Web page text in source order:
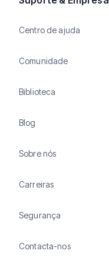
Centro de ajuda
Comunidade
Biblioteca
Blog
Sobre nós
Carreiras
Segurança
Contacta-nos